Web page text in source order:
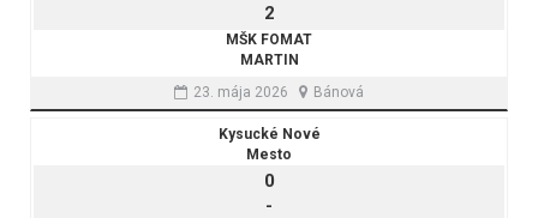
2
MŠK FOMAT
MARTIN
23. mája 2026
Bánová
Kysucké Nové
Mesto
0
-